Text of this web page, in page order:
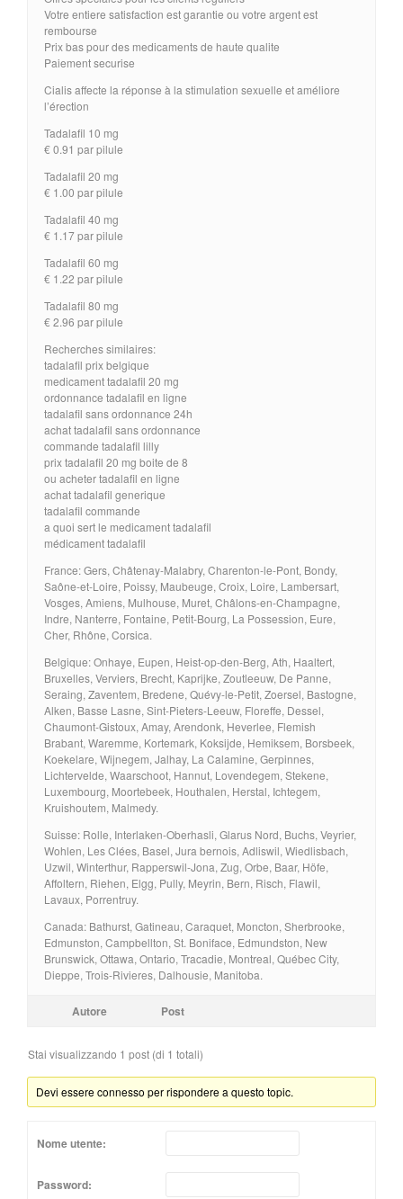
Votre entiere satisfaction est garantie ou votre argent est
rembourse
Prix bas pour des medicaments de haute qualite
Paiement securise
Cialis affecte la réponse à la stimulation sexuelle et améliore
l’érection
Tadalafil 10 mg
€ 0.91 par pilule
Tadalafil 20 mg
€ 1.00 par pilule
Tadalafil 40 mg
€ 1.17 par pilule
Tadalafil 60 mg
€ 1.22 par pilule
Tadalafil 80 mg
€ 2.96 par pilule
Recherches similaires:
tadalafil prix belgique
medicament tadalafil 20 mg
ordonnance tadalafil en ligne
tadalafil sans ordonnance 24h
achat tadalafil sans ordonnance
commande tadalafil lilly
prix tadalafil 20 mg boite de 8
ou acheter tadalafil en ligne
achat tadalafil generique
tadalafil commande
a quoi sert le medicament tadalafil
médicament tadalafil
France: Gers, Châtenay-Malabry, Charenton-le-Pont, Bondy,
Saône-et-Loire, Poissy, Maubeuge, Croix, Loire, Lambersart,
Vosges, Amiens, Mulhouse, Muret, Châlons-en-Champagne,
Indre, Nanterre, Fontaine, Petit-Bourg, La Possession, Eure,
Cher, Rhône, Corsica.
Belgique: Onhaye, Eupen, Heist-op-den-Berg, Ath, Haaltert,
Bruxelles, Verviers, Brecht, Kaprijke, Zoutleeuw, De Panne,
Seraing, Zaventem, Bredene, Quévy-le-Petit, Zoersel, Bastogne,
Alken, Basse Lasne, Sint-Pieters-Leeuw, Floreffe, Dessel,
Chaumont-Gistoux, Amay, Arendonk, Heverlee, Flemish
Brabant, Waremme, Kortemark, Koksijde, Hemiksem, Borsbeek,
Koekelare, Wijnegem, Jalhay, La Calamine, Gerpinnes,
Lichtervelde, Waarschoot, Hannut, Lovendegem, Stekene,
Luxembourg, Moortebeek, Houthalen, Herstal, Ichtegem,
Kruishoutem, Malmedy.
Suisse: Rolle, Interlaken-Oberhasli, Glarus Nord, Buchs, Veyrier,
Wohlen, Les Clées, Basel, Jura bernois, Adliswil, Wiedlisbach,
Uzwil, Winterthur, Rapperswil-Jona, Zug, Orbe, Baar, Höfe,
Affoltern, Riehen, Elgg, Pully, Meyrin, Bern, Risch, Flawil,
Lavaux, Porrentruy.
Canada: Bathurst, Gatineau, Caraquet, Moncton, Sherbrooke,
Edmunston, Campbellton, St. Boniface, Edmundston, New
Brunswick, Ottawa, Ontario, Tracadie, Montreal, Québec City,
Dieppe, Trois-Rivieres, Dalhousie, Manitoba.
Autore Post
Stai visualizzando 1 post (di 1 totali)
Devi essere connesso per rispondere a questo topic.
Nome utente:
Password: